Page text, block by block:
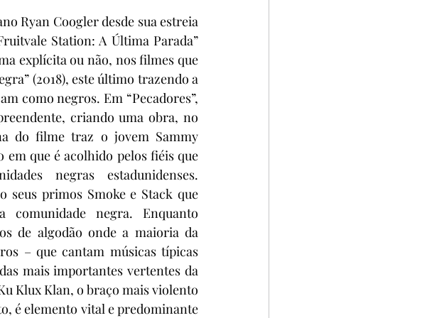
Ryan Coogler desde sua estreia
Station: A Última Parada”
explícita ou não, nos filmes que
(2018), este último trazendo a
como negros. Em “Pecadores”,
criando uma obra, no
do filme traz o jovem Sammy
em que é acolhido pelos fiéis que
negras estadunidenses.
seus primos Smoke e Stack que
negra. Enquanto
de algodão onde a maioria da
– que cantam músicas típicas
mais importantes vertentes da
Klux Klan, o braço mais violento
é elemento vital e predominante